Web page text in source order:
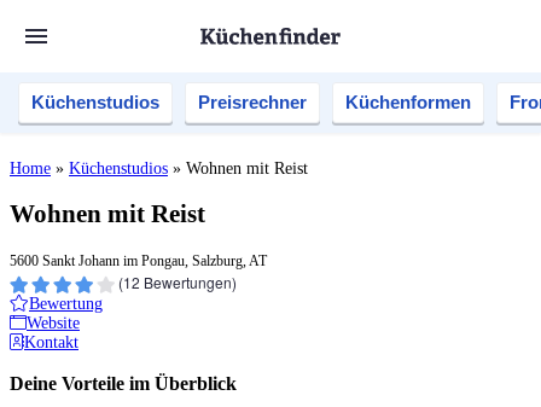
Küchenstudios Preisrechner Küchenformen
Home » Küchenstudios » Wohnen mit Reist
Wohnen mit Reist
5600 Sankt Johann im Pongau, Salzburg, AT
(12 Bewertungen)
Bewertung
Website
Kontakt
Deine Vorteile im Überblick